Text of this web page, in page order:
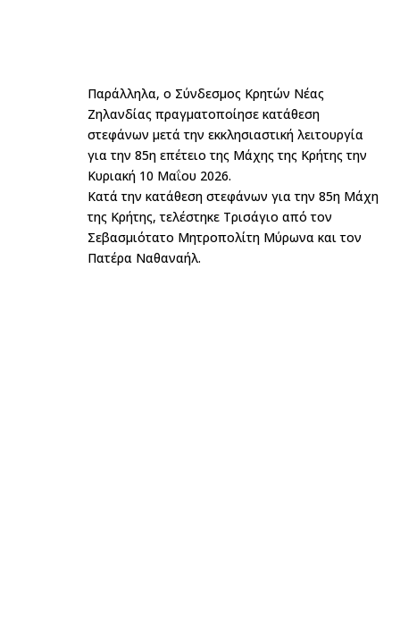
Παράλληλα, ο Σύνδεσμος Κρητών Νέας
Ζηλανδίας πραγματοποίησε κατάθεση
στεφάνων μετά την εκκλησιαστική λειτουργία
για την 85η επέτειο της Μάχης της Κρήτης την
Κυριακή 10 Μαΐου 2026.
Κατά την κατάθεση στεφάνων για την 85η Μάχη
της Κρήτης, τελέστηκε Τρισάγιο από τον
Σεβασμιότατο Μητροπολίτη Μύρωνα και τον
Πατέρα Ναθαναήλ.